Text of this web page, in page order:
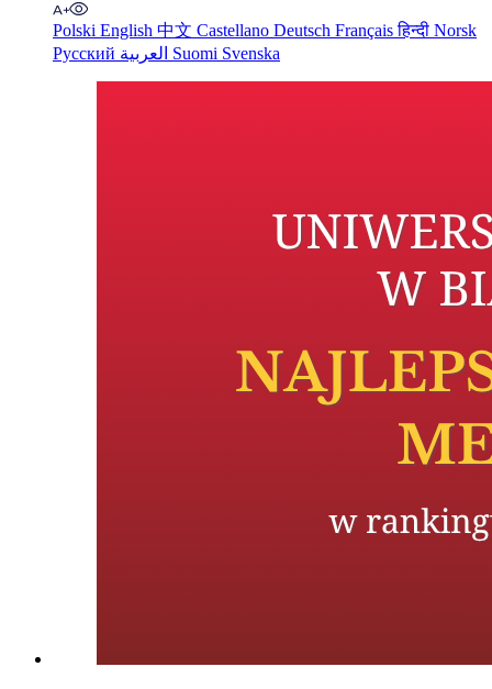
Polski English 中文 Castellano Deutsch Françaisहिन्दी Norsk
Русский
Suomi Svenska